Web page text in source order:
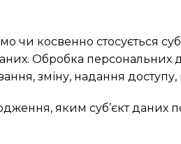
чи косвенно стосується
Обробка
зміну, надання
яким суб’єкт